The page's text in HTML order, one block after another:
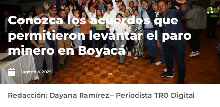
Conozca los acuerdos que
permitieron levantar el paro
minero en Boyacá
agosto 8, 2025
Redacción: Dayana Ramírez – Periodista TRO Digital